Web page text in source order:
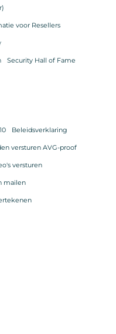
voor Resellers
Security Hall of Fame
Beleidsverklaring
versturen AVG-proof
versturen
mailen